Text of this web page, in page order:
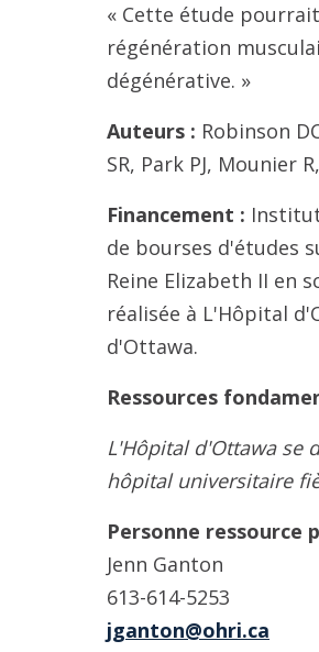
« Cette étude
régénération
dégénérative. »
Auteurs : Robinson
SR, Park PJ, Mounier
Financement :
de bourses d'études
Reine Elizabeth II en
réalisée à L'Hôpital
d'Ottawa.
Ressources
L'Hôpital d'Ottawa se
hôpital universitaire
Personne ressource
Jenn Ganton
613-614-5253
jganton@ohri.ca